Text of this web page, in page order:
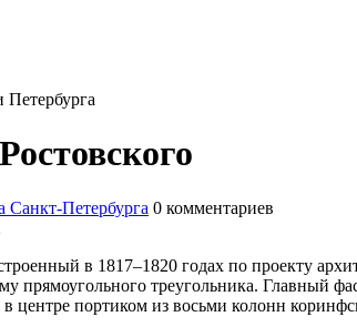
Петербурга
Санкт-Петербурга 0 комментариев
в 1817–1820 годах по проекту
прямоугольного треугольника. Главный
центре портиком из восьми колонн